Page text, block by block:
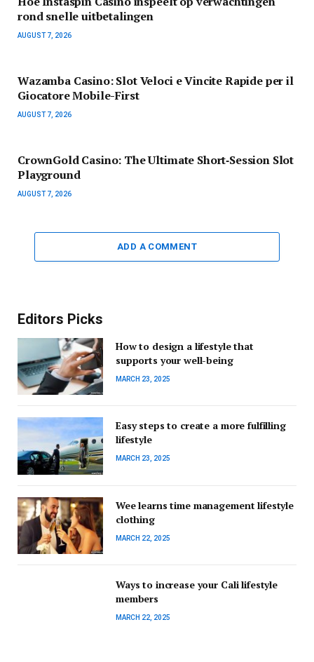
rond snelle uitbetalingen
AUGUST 7, 2026
Wazamba Casino: Slot Veloci e Vincite Rapide per il
Giocatore Mobile-First
AUGUST 7, 2026
CrownGold Casino: The Ultimate Short‑Session Slot
Playground
AUGUST 7, 2026
ADD A COMMENT
Editors Picks
How to design a lifestyle that
supports your well-being
MARCH 23, 2025
Easy steps to create a more fulfilling
lifestyle
MARCH 23, 2025
Wee learns time management lifestyle
clothing
MARCH 22, 2025
Ways to increase your Cali lifestyle
members
MARCH 22, 2025